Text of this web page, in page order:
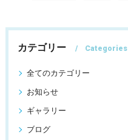
カテゴリー Categories
全てのカテゴリー
お知らせ
ギャラリー
ブログ